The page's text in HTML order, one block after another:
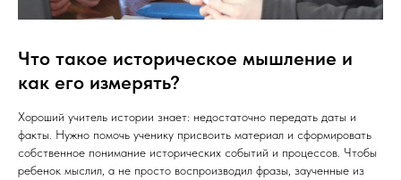
Что такое историческое мышление и
как его измерять?
Хороший учитель истории знает: недостаточно передать даты и
факты. Нужно помочь ученику присвоить материал и сформировать
собственное понимание исторических событий и процессов. Чтобы
ребенок мыслил, а не просто воспроизводил фразы, заученные из